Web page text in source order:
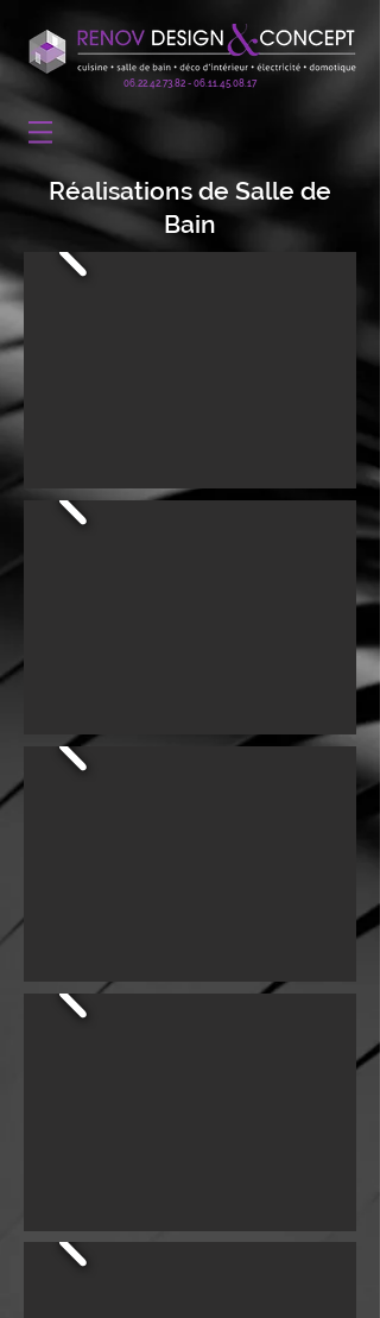
06.22.42.73.82 - 06.11.45.08.17
Réalisations de Salle de
Bain